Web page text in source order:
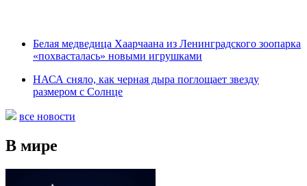
Белая медведица Хаарчаана из Ленинградского зоопарка
«похвасталась» новыми игрушками
НАСА сняло, как черная дыра поглощает звезду
размером с Солнце
все новости
В мире